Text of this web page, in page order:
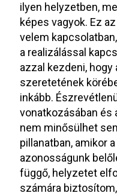
ilyen helyzetben,
képes vagyok. Ez
velem
a realizálással
azzal kezdeni, hogy
szeretetének
inkább.
vonatkozásában
nem minősülhet
pillanatban, amikor
azonosságunk
függő, helyzetet
számára